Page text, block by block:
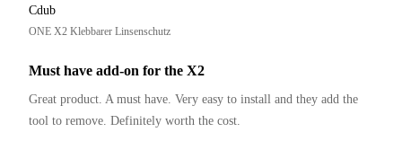
Cdub
ONE X2 Klebbarer Linsenschutz
Must have add-on for the X2
Great product. A must have. Very easy to install and they add the
tool to remove. Definitely worth the cost.